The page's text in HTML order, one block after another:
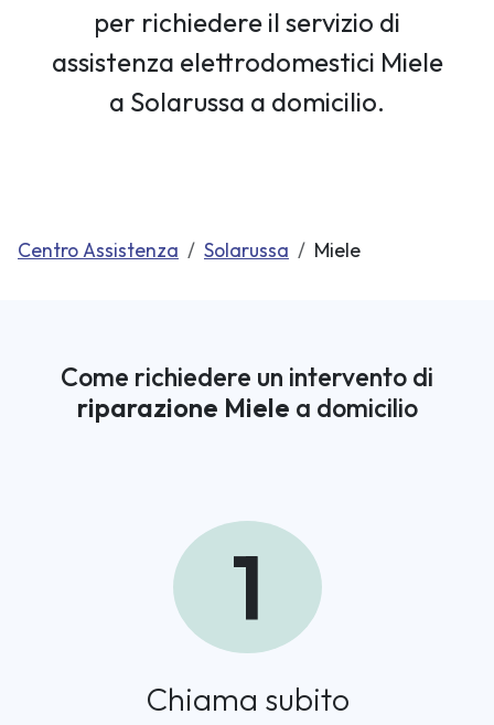
per richiedere il servizio di
assistenza elettrodomestici Miele
a Solarussa a domicilio.
Centro Assistenza Solarussa Miele
Come richiedere un intervento di
riparazione Miele a domicilio
1
Chiama subito